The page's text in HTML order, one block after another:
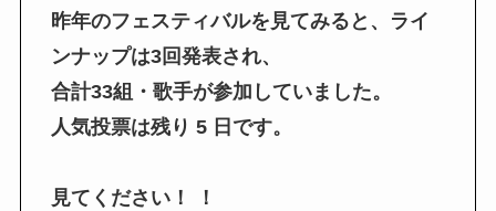
昨年のフェスティバルを見てみると、ライ
ンナップは3回発表され、
合計33組・歌手が参加していました。
人気投票は残り 5 日です。
見てください！ ！